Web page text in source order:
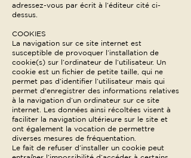
adressez-vous par écrit à l’éditeur cité ci-
dessus.
COOKIES
La navigation sur ce site internet est
susceptible de provoquer l’installation de
cookie(s) sur l’ordinateur de l’utilisateur. Un
cookie est un fichier de petite taille, qui ne
permet pas d’identifier l’utilisateur mais qui
permet d'enregistrer des informations relatives
à la navigation d’un ordinateur sur ce site
internet. Les données ainsi récoltées visent à
faciliter la navigation ultérieure sur le site et
ont également la vocation de permettre
diverses mesures de fréquentation.
Le fait de refuser d’installer un cookie peut